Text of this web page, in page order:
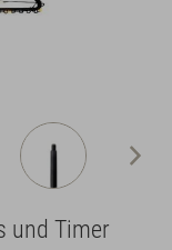
und Timer